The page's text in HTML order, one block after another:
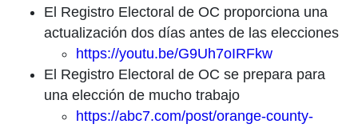
El Registro Electoral de OC proporciona una
actualización dos días antes de las elecciones
https://youtu.be/G9Uh7oIRFkw
El Registro Electoral de OC se prepara para
una elección de mucho trabajo
https://abc7.com/post/orange-county-